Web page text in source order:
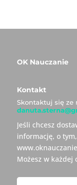
OK Nauczanie
Kontakt
Skontaktuj się ze
Jeśli chcesz
informację, o
Możesz w każdej